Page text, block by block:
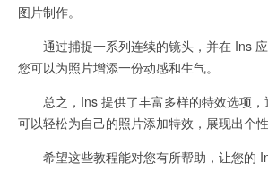
图片制作。
通过捕捉一系列连续的镜头，并在 Ins 应
您可以为照片增添一份动感和生气。
总之，Ins 提供了丰富多样的特效选项，
可以轻松为自己的照片添加特效，展现出个性
希望这些教程能对您有所帮助，让您的